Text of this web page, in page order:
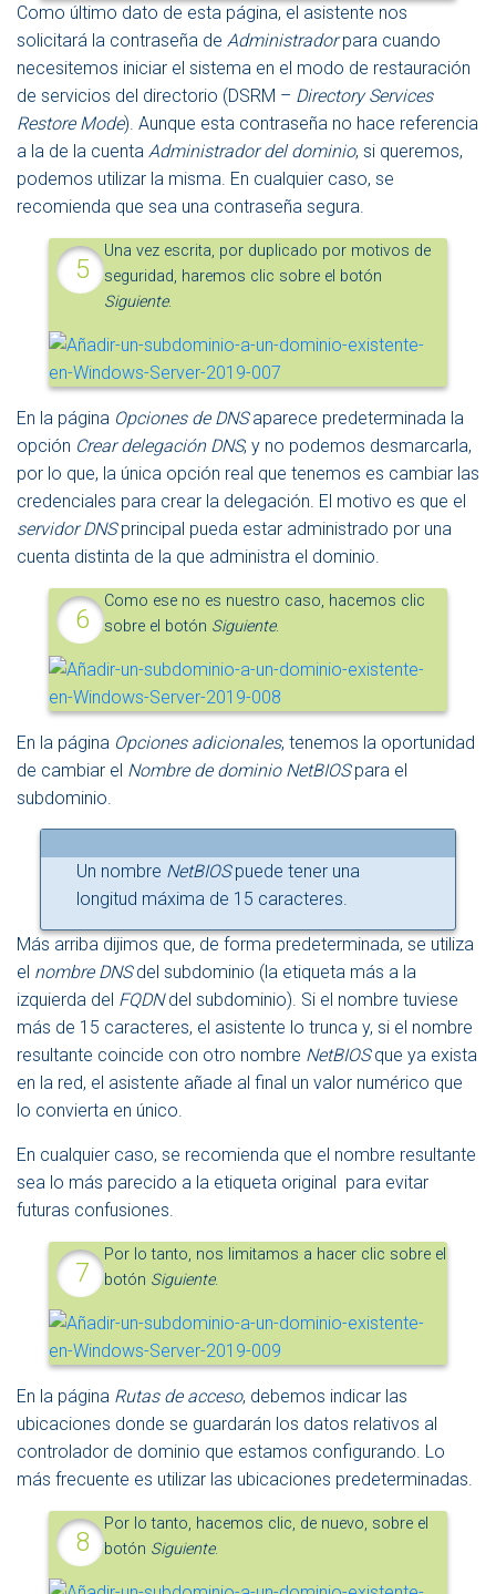
Como último dato de esta página, el asistente nos
solicitará la contraseña de Administradorpara cuando
necesitemos iniciar el sistema en el modo de restauración
de servicios del directorio (DSRM – Directory Services
Restore Mode). Aunque esta contraseña no hace referencia
a la de la cuenta Administrador del dominio, si queremos,
podemos utilizar la misma. En cualquier caso, se
recomienda que sea una contraseña segura.
Una vez escrita, por duplicado por motivos de
seguridad, haremos clic sobre el botón
Siguiente.
En la página Opciones de DNSaparece predeterminada la
opción Crear delegación DNS, y no podemos desmarcarla,
por lo que, la única opción real que tenemos es cambiar las
credenciales para crear la delegación. El motivo es que el
servidor DNSprincipal pueda estar administrado por una
cuenta distinta de la que administra el dominio.
Como ese no es nuestro caso, hacemos clic
sobre el botón Siguiente.
En la página Opciones adicionales, tenemos la oportunidad
de cambiar el Nombre de dominio NetBIOSpara el
subdominio.
Un nombre NetBIOSpuede tener una
longitud máxima de 15 caracteres.
Más arriba dijimos que, de forma predeterminada, se utiliza
el nombre DNSdel subdominio (la etiqueta más a la
izquierda del FQDNdel subdominio). Si el nombre tuviese
más de 15 caracteres, el asistente lo trunca y, si el nombre
resultante coincide con otro nombre NetBIOSque ya exista
en la red, el asistente añade al final un valor numérico que
lo convierta en único.
En cualquier caso, se recomienda que el nombre resultante
sea lo más parecido a la etiqueta original para evitar
futuras confusiones.
Por lo tanto, nos limitamos a hacer clic sobre el
botón Siguiente.
En la página Rutas de acceso, debemos indicar las
ubicaciones donde se guardarán los datos relativos al
controlador de dominio que estamos configurando. Lo
más frecuente es utilizar las ubicaciones predeterminadas.
Por lo tanto, hacemos clic, de nuevo, sobre el
botón Siguiente.